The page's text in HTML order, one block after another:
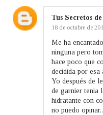
Tus Secretos
18 de octubre de
Me ha
ninguna pero
hace poco que
decidida por esa
Yo después de
de garnier tenia
hidratante con
no puedo